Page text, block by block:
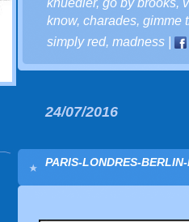
know, charades, gimme
simply red, madness
24/07/2016
PARIS-LONDRES-